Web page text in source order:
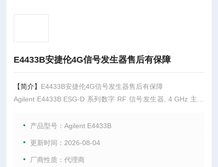
E4433B安捷伦4G信号发生器售后有保障
【简介】 E4433B安捷伦4G信号发生器售后有保障
Agilent E4433B ESG-D 系列数字 RF 信号发生器, 4 GHz 主要
5 MHz 可选的双任意波形发生器 和/或实时 I/Q 基带发生器 40
产品型号：Agilent E4433B
更新时间：2026-08-04
厂商性质：代理商